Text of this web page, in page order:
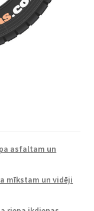
asfaltam un
mīkstam un vidēji